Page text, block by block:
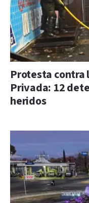
Protesta contra
Privada: 12
heridos